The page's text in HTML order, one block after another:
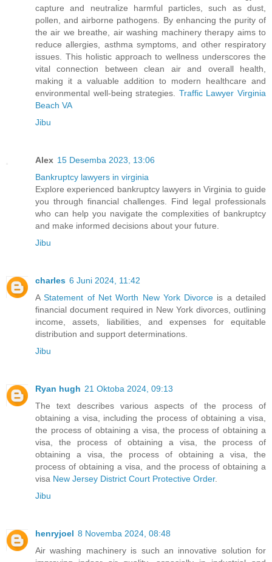
capture and neutralize harmful particles, such as dust,
pollen, and airborne pathogens. By enhancing the purity of
the air we breathe, air washing machinery therapy aims to
reduce allergies, asthma symptoms, and other respiratory
issues. This holistic approach to wellness underscores the
vital connection between clean air and overall health,
making it a valuable addition to modern healthcare and
environmental well-being strategies. Traffic Lawyer Virginia
Beach VA
Jibu
Alex 15 Desemba 2023, 13:06
Bankruptcy lawyers in virginia
Explore experienced bankruptcy lawyers in Virginia to guide
you through financial challenges. Find legal professionals
who can help you navigate the complexities of bankruptcy
and make informed decisions about your future.
Jibu
charles 6 Juni 2024, 11:42
AStatement of Net Worth New York Divorce is a detailed
financial document required in New York divorces, outlining
income, assets, liabilities, and expenses for equitable
distribution and support determinations.
Jibu
Ryan hugh 21 Oktoba 2024, 09:13
The text describes various aspects of the process of
obtaining a visa, including the process of obtaining a visa,
the process of obtaining a visa, the process of obtaining a
visa, the process of obtaining a visa, the process of
obtaining a visa, the process of obtaining a visa, the
process of obtaining a visa, and the process of obtaining a
visa New Jersey District Court Protective Order.
Jibu
henryjoel 8 Novemba 2024, 08:48
Air washing machinery is such an innovative solution for